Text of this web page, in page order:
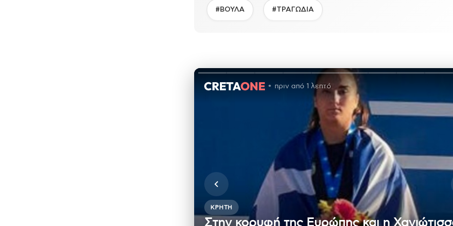
#ΒΟΥΛΑ #ΤΡΑΓΩΔΙΑ
πριν από 1 λεπτό
ΚΡΉΤΗ
Στην κορυφή της Ευρώπης και η